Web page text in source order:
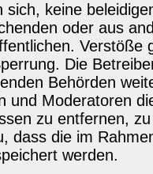
sich, keine
oder aus
Verstöße
Die
Behörden
und Moderatoren
zu entfernen,
dass die im
werden.